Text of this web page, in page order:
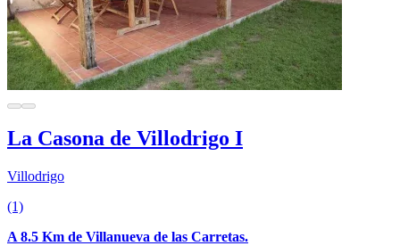
La Casona de Villodrigo I
Villodrigo
(1)
A 8.5 Km de Villanueva de las Carretas.